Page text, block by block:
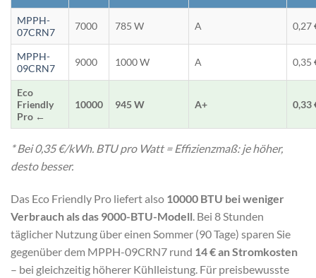
MPPH-
07CRN7
7000 785 W A 0,27
MPPH-
09CRN7
9000 1000 W A 0,35
Eco
Friendly
Pro ←
10000 945 W A+ 0,33
* Bei 0,35 €/kWh. BTU pro Watt = Effizienzmaß: je höher,
desto besser.
Das Eco Friendly Pro liefert also 10000 BTU bei weniger
Verbrauch als das 9000-BTU-Modell. Bei 8 Stunden
täglicher Nutzung über einen Sommer (90 Tage) sparen Sie
gegenüber dem MPPH-09CRN7 rund 14 € an Stromkosten
– bei gleichzeitig höherer Kühlleistung. Für preisbewusste